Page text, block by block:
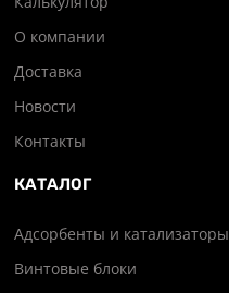
О компании
Доставка
Новости
Контакты
КАТАЛОГ
Адсорбенты и катализаторы
Винтовые блоки